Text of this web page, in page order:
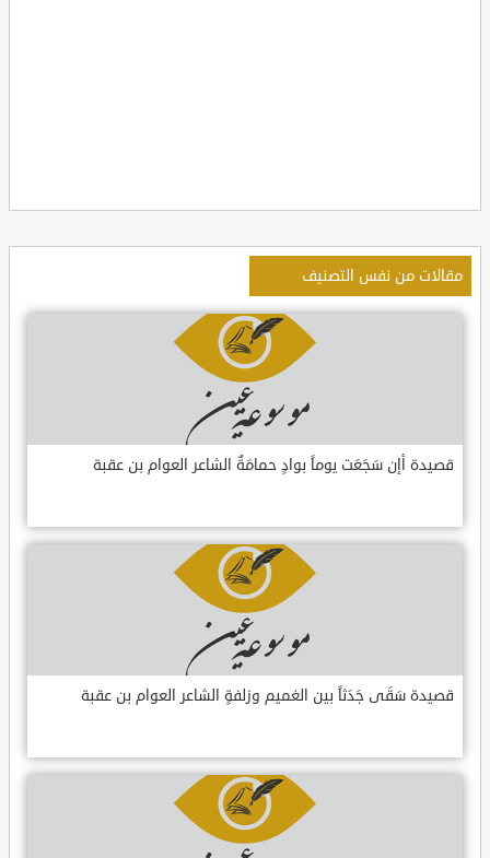
مقالات من نفس التصنيف
قصيدة أإن سَجَعَت يوماً بوادٍ حمامَةٌ الشاعر العوام بن عقبة
قصيدة سَقَى جَدَثاً بين الغميم وزلفةٍ الشاعر العوام بن عقبة